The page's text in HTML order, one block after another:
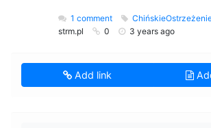
1 comment
strm.pl
0 3 years ago
Add link